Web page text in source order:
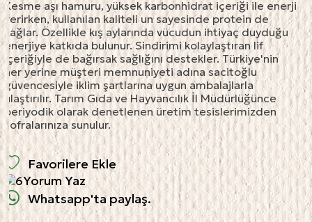
Kesme aşı hamuru, yüksek karbonhidrat içeriği ile enerji
verirken, kullanılan kaliteli un sayesinde protein de
sağlar. Özellikle kış aylarında vücudun ihtiyaç duyduğu
enerjiye katkıda bulunur. Sindirimi kolaylaştıran lif
içeriğiyle de bağırsak sağlığını destekler. Türkiye'nin
her yerine müşteri memnuniyeti adına sacitoğlu
güvencesiyle iklim şartlarına uygun ambalajlarla
ulaştırılır. Tarım Gıda ve Hayvancılık İl Müdürlüğünce
periyodik olarak denetlenen üretim tesislerimizden
sofralarınıza sunulur.
Favorilere Ekle
Yorum Yaz
Whatsapp'ta paylaş.